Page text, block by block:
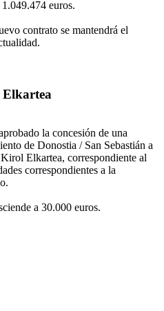
euros.
contrato se mantendrá el
la concesión de una
de Donostia / San Sebastián a
Elkartea, correspondiente al
correspondientes a la
a 30.000 euros.